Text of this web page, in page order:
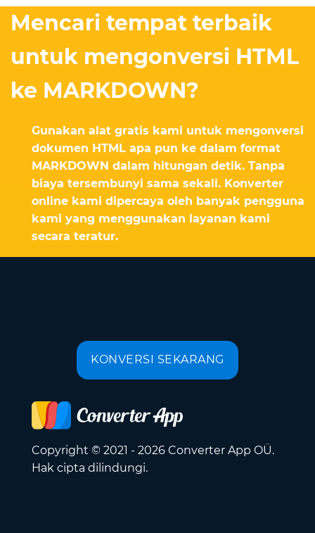
Mencari tempat terbaik
untuk mengonversi HTML
ke MARKDOWN?
Gunakan alat gratis kami untuk mengonversi
dokumen HTML apa pun ke dalam format
MARKDOWN dalam hitungan detik. Tanpa
biaya tersembunyi sama sekali. Konverter
online kami dipercaya oleh banyak pengguna
kami yang menggunakan layanan kami
secara teratur.
KONVERSI SEKARANG
Copyright © 2021 - 2026 Converter App OÜ.
Hak cipta dilindungi.